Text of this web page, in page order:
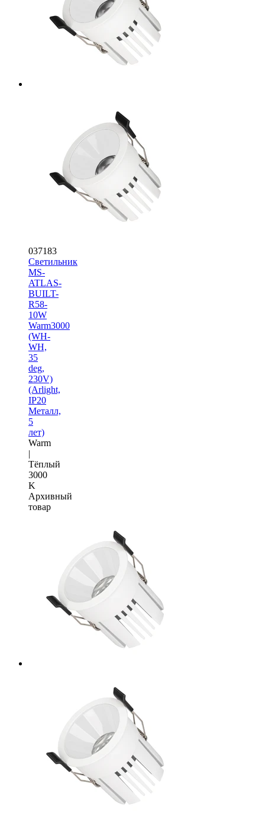
037183
Светильник
MS-
ATLAS-
BUILT-
R58-
10W
Warm3000
(WH-
WH,
35
deg,
230V)
(Arlight,
IP20
Металл,
5
лет)
Warm
|
Тёплый
3000
K
Архивный
товар